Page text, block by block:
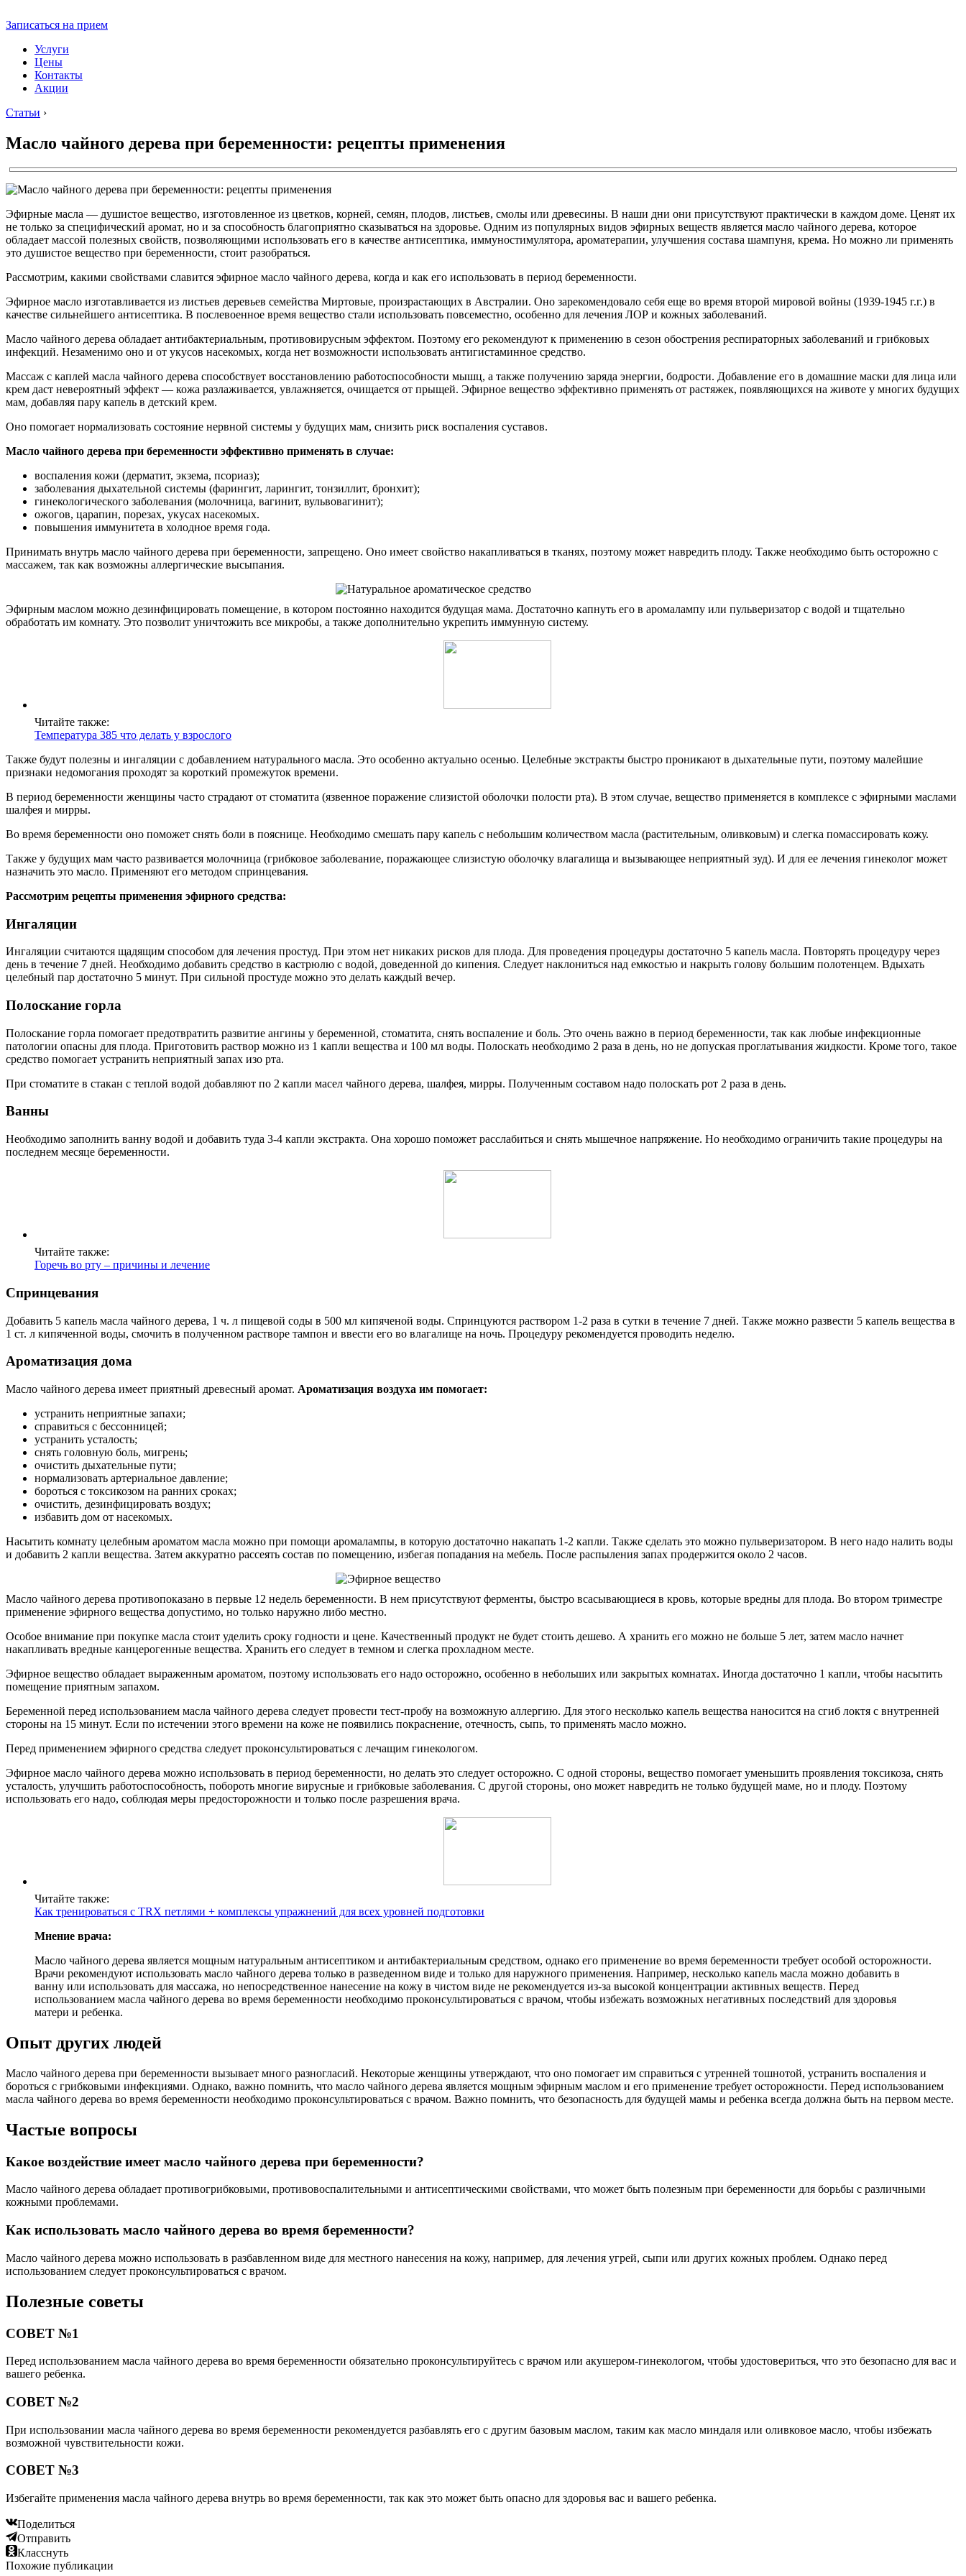
Записаться на прием
Услуги
Цены
Контакты
Акции
Статьи ›
Масло чайного дерева при беременности: рецепты применения
Эфирные масла — душистое вещество, изготовленное из цветков, корней, семян, плодов, листьев, смолы или древесины. В наши дни они присутствуют практически в каждом доме. Ценят их
не только за специфический аромат, но и за способность благоприятно сказываться на здоровье. Одним из популярных видов эфирных веществ является масло чайного дерева, которое
обладает массой полезных свойств, позволяющими использовать его в качестве антисептика, иммуностимулятора, ароматерапии, улучшения состава шампуня, крема. Но можно ли применять
это душистое вещество при беременности, стоит разобраться.
Рассмотрим, какими свойствами славится эфирное масло чайного дерева, когда и как его использовать в период беременности.
Эфирное масло изготавливается из листьев деревьев семейства Миртовые, произрастающих в Австралии. Оно зарекомендовало себя еще во время второй мировой войны (1939-1945 г.г.) в
качестве сильнейшего антисептика. В послевоенное время вещество стали использовать повсеместно, особенно для лечения ЛОР и кожных заболеваний.
Масло чайного дерева обладает антибактериальным, противовирусным эффектом. Поэтому его рекомендуют к применению в сезон обострения респираторных заболеваний и грибковых
инфекций. Незаменимо оно и от укусов насекомых, когда нет возможности использовать антигистаминное средство.
Массаж с каплей масла чайного дерева способствует восстановлению работоспособности мышц, а также получению заряда энергии, бодрости. Добавление его в домашние маски для лица или
крем даст невероятный эффект — кожа разлаживается, увлажняется, очищается от прыщей. Эфирное вещество эффективно применять от растяжек, появляющихся на животе у многих будущих
мам, добавляя пару капель в детский крем.
Оно помогает нормализовать состояние нервной системы у будущих мам, снизить риск воспаления суставов.
Масло чайного дерева при беременности эффективно применять в случае:
воспаления кожи (дерматит, экзема, псориаз);
заболевания дыхательной системы (фарингит, ларингит, тонзиллит, бронхит);
гинекологического заболевания (молочница, вагинит, вульвовагинит);
ожогов, царапин, порезах, укусах насекомых.
повышения иммунитета в холодное время года.
Принимать внутрь масло чайного дерева при беременности, запрещено. Оно имеет свойство накапливаться в тканях, поэтому может навредить плоду. Также необходимо быть осторожно с
массажем, так как возможны аллергические высыпания.
Эфирным маслом можно дезинфицировать помещение, в котором постоянно находится будущая мама. Достаточно капнуть его в аромалампу или пульверизатор с водой и тщательно
обработать им комнату. Это позволит уничтожить все микробы, а также дополнительно укрепить иммунную систему.
Читайте также:
Температура 385 что делать у взрослого
Также будут полезны и ингаляции с добавлением натурального масла. Это особенно актуально осенью. Целебные экстракты быстро проникают в дыхательные пути, поэтому малейшие
признаки недомогания проходят за короткий промежуток времени.
В период беременности женщины часто страдают от стоматита (язвенное поражение слизистой оболочки полости рта). В этом случае, вещество применяется в комплексе с эфирными маслами
шалфея и мирры.
Во время беременности оно поможет снять боли в пояснице. Необходимо смешать пару капель с небольшим количеством масла (растительным, оливковым) и слегка помассировать кожу.
Также у будущих мам часто развивается молочница (грибковое заболевание, поражающее слизистую оболочку влагалища и вызывающее неприятный зуд). И для ее лечения гинеколог может
назначить это масло. Применяют его методом спринцевания.
Рассмотрим рецепты применения эфирного средства:
Ингаляции
Ингаляции считаются щадящим способом для лечения простуд. При этом нет никаких рисков для плода. Для проведения процедуры достаточно 5 капель масла. Повторять процедуру через
день в течение 7 дней. Необходимо добавить средство в кастрюлю с водой, доведенной до кипения. Следует наклониться над емкостью и накрыть голову большим полотенцем. Вдыхать
целебный пар достаточно 5 минут. При сильной простуде можно это делать каждый вечер.
Полоскание горла
Полоскание горла помогает предотвратить развитие ангины у беременной, стоматита, снять воспаление и боль. Это очень важно в период беременности, так как любые инфекционные
патологии опасны для плода. Приготовить раствор можно из 1 капли вещества и 100 мл воды. Полоскать необходимо 2 раза в день, но не допуская проглатывания жидкости. Кроме того, такое
средство помогает устранить неприятный запах изо рта.
При стоматите в стакан с теплой водой добавляют по 2 капли масел чайного дерева, шалфея, мирры. Полученным составом надо полоскать рот 2 раза в день.
Ванны
Необходимо заполнить ванну водой и добавить туда 3-4 капли экстракта. Она хорошо поможет расслабиться и снять мышечное напряжение. Но необходимо ограничить такие процедуры на
последнем месяце беременности.
Читайте также:
Горечь во рту – причины и лечение
Спринцевания
Добавить 5 капель масла чайного дерева, 1 ч. л пищевой соды в 500 мл кипяченой воды. Спринцуются раствором 1-2 раза в сутки в течение 7 дней. Также можно развести 5 капель вещества в
1 ст. л кипяченной воды, смочить в полученном растворе тампон и ввести его во влагалище на ночь. Процедуру рекомендуется проводить неделю.
Ароматизация дома
Масло чайного дерева имеет приятный древесный аромат. Ароматизация воздуха им помогает:
устранить неприятные запахи;
справиться с бессонницей;
устранить усталость;
снять головную боль, мигрень;
очистить дыхательные пути;
нормализовать артериальное давление;
бороться с токсикозом на ранних сроках;
очистить, дезинфицировать воздух;
избавить дом от насекомых.
Насытить комнату целебным ароматом масла можно при помощи аромалампы, в которую достаточно накапать 1-2 капли. Также сделать это можно пульверизатором. В него надо налить воды
и добавить 2 капли вещества. Затем аккуратно рассеять состав по помещению, избегая попадания на мебель. После распыления запах продержится около 2 часов.
Масло чайного дерева противопоказано в первые 12 недель беременности. В нем присутствуют ферменты, быстро всасывающиеся в кровь, которые вредны для плода. Во втором триместре
применение эфирного вещества допустимо, но только наружно либо местно.
Особое внимание при покупке масла стоит уделить сроку годности и цене. Качественный продукт не будет стоить дешево. А хранить его можно не больше 5 лет, затем масло начнет
накапливать вредные канцерогенные вещества. Хранить его следует в темном и слегка прохладном месте.
Эфирное вещество обладает выраженным ароматом, поэтому использовать его надо осторожно, особенно в небольших или закрытых комнатах. Иногда достаточно 1 капли, чтобы насытить
помещение приятным запахом.
Беременной перед использованием масла чайного дерева следует провести тест-пробу на возможную аллергию. Для этого несколько капель вещества наносится на сгиб локтя с внутренней
стороны на 15 минут. Если по истечении этого времени на коже не появились покраснение, отечность, сыпь, то применять масло можно.
Перед применением эфирного средства следует проконсультироваться с лечащим гинекологом.
Эфирное масло чайного дерева можно использовать в период беременности, но делать это следует осторожно. С одной стороны, вещество помогает уменьшить проявления токсикоза, снять
усталость, улучшить работоспособность, побороть многие вирусные и грибковые заболевания. С другой стороны, оно может навредить не только будущей маме, но и плоду. Поэтому
использовать его надо, соблюдая меры предосторожности и только после разрешения врача.
Читайте также:
Как тренироваться с TRX петлями + комплексы упражнений для всех уровней подготовки
Мнение врача:
Масло чайного дерева является мощным натуральным антисептиком и антибактериальным средством, однако его применение во время беременности требует особой осторожности.
Врачи рекомендуют использовать масло чайного дерева только в разведенном виде и только для наружного применения. Например, несколько капель масла можно добавить в
ванну или использовать для массажа, но непосредственное нанесение на кожу в чистом виде не рекомендуется из-за высокой концентрации активных веществ. Перед
использованием масла чайного дерева во время беременности необходимо проконсультироваться с врачом, чтобы избежать возможных негативных последствий для здоровья
матери и ребенка.
Опыт других людей
Масло чайного дерева при беременности вызывает много разногласий. Некоторые женщины утверждают, что оно помогает им справиться с утренней тошнотой, устранить воспаления и
бороться с грибковыми инфекциями. Однако, важно помнить, что масло чайного дерева является мощным эфирным маслом и его применение требует осторожности. Перед использованием
масла чайного дерева во время беременности необходимо проконсультироваться с врачом. Важно помнить, что безопасность для будущей мамы и ребенка всегда должна быть на первом месте.
Частые вопросы
Какое воздействие имеет масло чайного дерева при беременности?
Масло чайного дерева обладает противогрибковыми, противовоспалительными и антисептическими свойствами, что может быть полезным при беременности для борьбы с различными
кожными проблемами.
Как использовать масло чайного дерева во время беременности?
Масло чайного дерева можно использовать в разбавленном виде для местного нанесения на кожу, например, для лечения угрей, сыпи или других кожных проблем. Однако перед
использованием следует проконсультироваться с врачом.
Полезные советы
СОВЕТ №1
Перед использованием масла чайного дерева во время беременности обязательно проконсультируйтесь с врачом или акушером-гинекологом, чтобы удостовериться, что это безопасно для вас и
вашего ребенка.
СОВЕТ №2
При использовании масла чайного дерева во время беременности рекомендуется разбавлять его с другим базовым маслом, таким как масло миндаля или оливковое масло, чтобы избежать
возможной чувствительности кожи.
СОВЕТ №3
Избегайте применения масла чайного дерева внутрь во время беременности, так как это может быть опасно для здоровья вас и вашего ребенка.
Поделиться
Отправить
Класснуть
Похожие публикации